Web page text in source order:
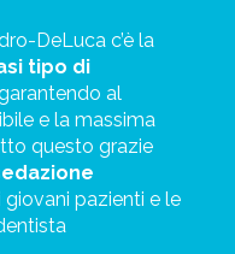
DeLuca c’è la
tipo di
al
e la massima
questo grazie
pazienti e le